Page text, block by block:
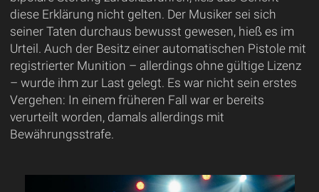
diese Erklärung nicht gelten. Der Musiker sei sich
seiner Taten durchaus bewusst gewesen, hieß es im
Urteil. Auch der Besitz einer automatischen Pistole mit
registrierter Munition – allerdings ohne gültige Lizenz
– wurde ihm zur Last gelegt. Es war nicht sein erstes
Vergehen: In einem früheren Fall war er bereits
verurteilt worden, damals allerdings mit
Bewährungsstrafe.